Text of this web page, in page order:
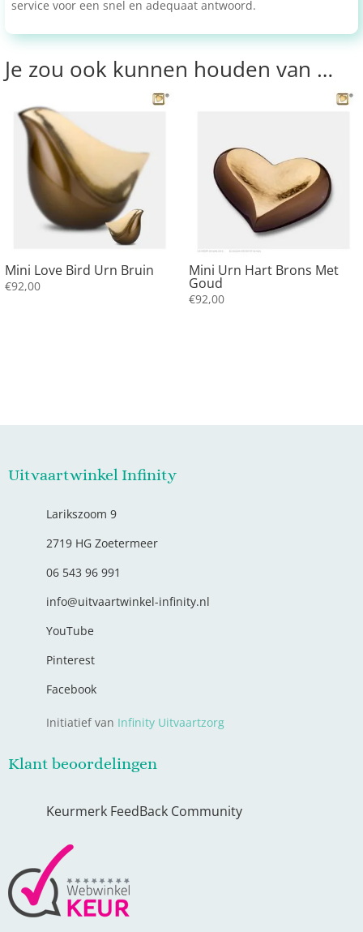
service voor een snel en adequaat antwoord.
Je zou ook kunnen houden van …
Mini Love Bird Urn Bruin
€92,00
Mini Urn Hart Brons Met
Goud
€92,00
Uitvaartwinkel Infinity
Larikszoom 9
2719 HG Zoetermeer
06 543 96 991
info@uitvaartwinkel-infinity.nl
YouTube
Pinterest
Facebook
Initiatief van Infinity Uitvaartzorg
Klant beoordelingen
Keurmerk FeedBack Community